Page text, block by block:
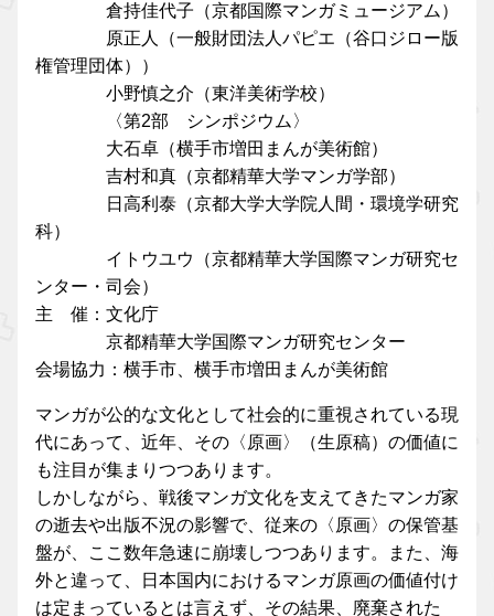
倉持佳代子（京都国際マンガミュージアム）
原正人（一般財団法人パピエ（谷口ジロー版
権管理団体））
小野慎之介（東洋美術学校）
〈第2部 シンポジウム〉
大石卓（横手市増田まんが美術館）
吉村和真（京都精華大学マンガ学部）
日高利泰（京都大学大学院人間・環境学研究
科）
イトウユウ（京都精華大学国際マンガ研究セ
ンター・司会）
主 催：文化庁
京都精華大学国際マンガ研究センター
会場協力：横手市、横手市増田まんが美術館
マンガが公的な文化として社会的に重視されている現
代にあって、近年、その〈原画〉（生原稿）の価値に
も注目が集まりつつあります。
しかしながら、戦後マンガ文化を支えてきたマンガ家
の逝去や出版不況の影響で、従来の〈原画〉の保管基
盤が、ここ数年急速に崩壊しつつあります。また、海
外と違って、日本国内におけるマンガ原画の価値付け
は定まっているとは言えず、その結果、廃棄された